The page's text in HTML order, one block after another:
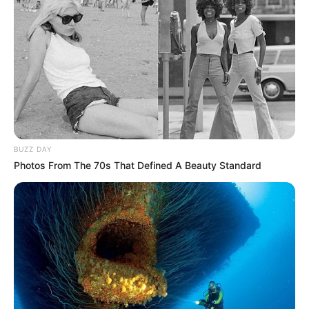
O que precisa nesse momento é ajustar com o governo a
condiçãode poder dar essa melhoria, porque não é só a melhoria
BUZZ DAY
Photos From The 70s That Defined A Beauty Standard